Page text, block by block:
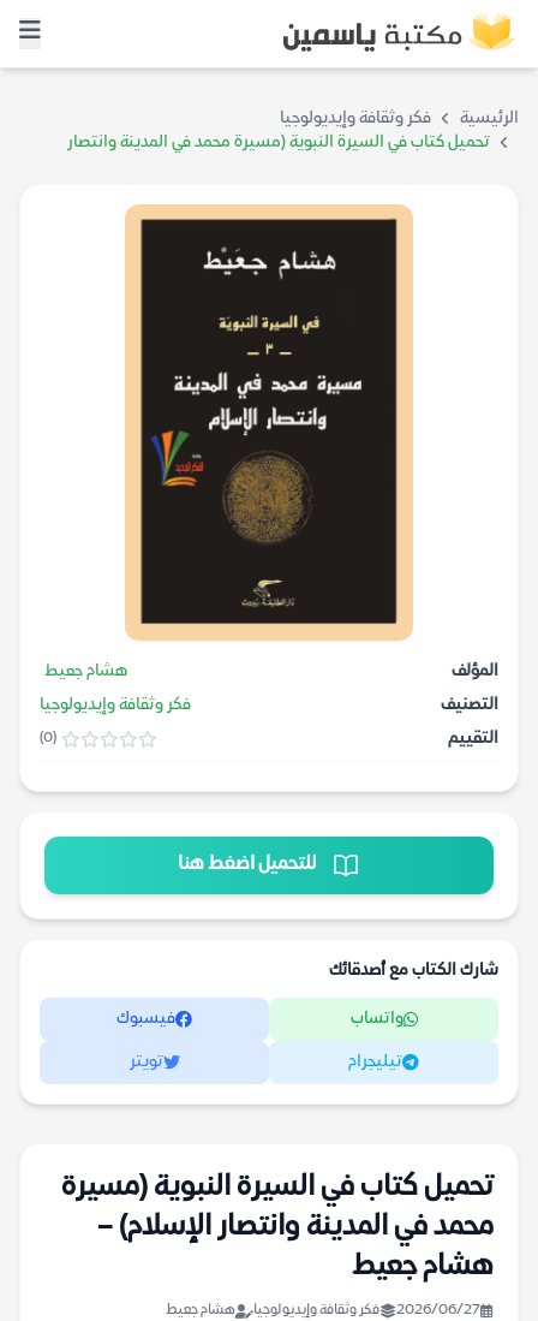
الرئيسية
فكر وثقافة وإيديولوجيا
تحميل كتاب في السيرة النبوية (مسيرة محمد في المدينة وانتصار
المؤلف
هشام جعيط
التصنيف
فكر وثقافة وإيديولوجيا
التقييم
(0)
للتحميل اضغط هنا
شارك الكتاب مع أصدقائك
واتساب فيسبوك
تيليجرام تويتر
تحميل كتاب في السيرة النبوية (مسيرة
محمد في المدينة وانتصار الإسلام) –
هشام جعيط
2026/06/27 فكر وثقافة وإيديولوجيا هشام جعيط